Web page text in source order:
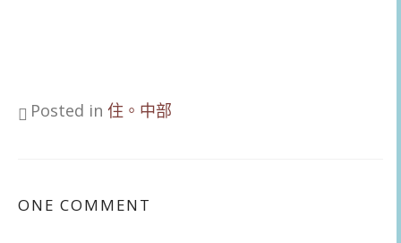
Posted in 住。中部
ONE COMMENT